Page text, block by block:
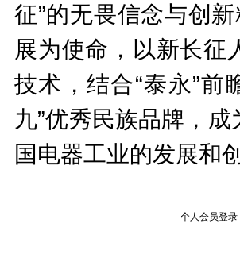
征”的无畏信念与创
展为使命，以新长征
技术，结合“泰永”
九”优秀民族品牌，
国电器工业的发展和
个人会员登录